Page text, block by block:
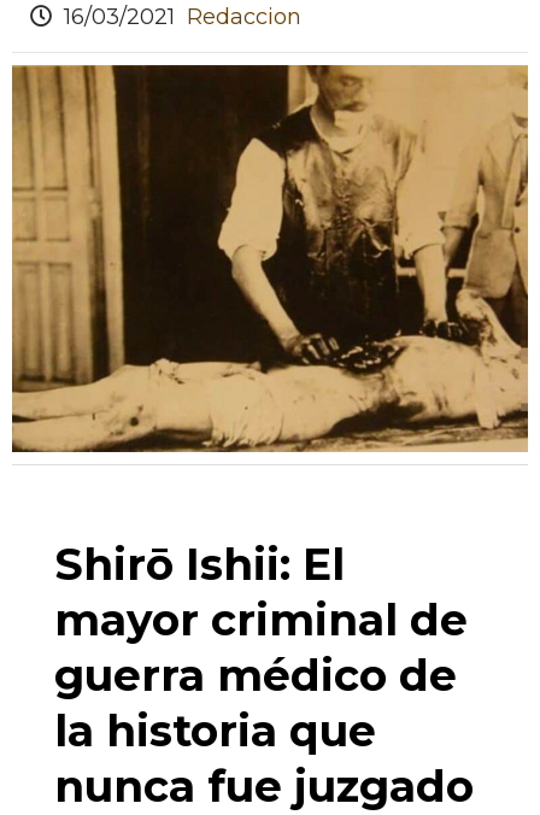
16/03/2021 Redaccion
Shirō Ishii: El
mayor criminal de
guerra médico de
la historia que
nunca fue juzgado